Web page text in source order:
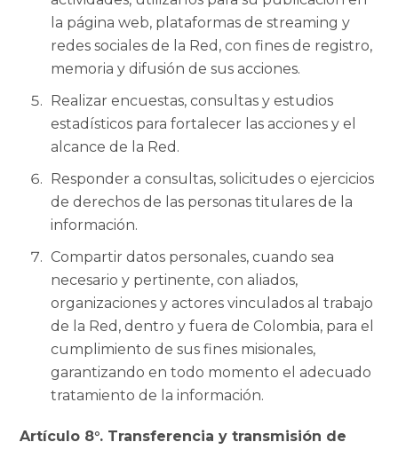
la página web, plataformas de streaming y
redes sociales de la Red, con fines de registro,
memoria y difusión de sus acciones.
Realizar encuestas, consultas y estudios
estadísticos para fortalecer las acciones y el
alcance de la Red.
Responder a consultas, solicitudes o ejercicios
de derechos de las personas titulares de la
información.
Compartir datos personales, cuando sea
necesario y pertinente, con aliados,
organizaciones y actores vinculados al trabajo
de la Red, dentro y fuera de Colombia, para el
cumplimiento de sus fines misionales,
garantizando en todo momento el adecuado
tratamiento de la información.
Artículo 8°. Transferencia y transmisión de